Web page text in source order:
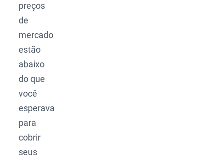
preços
de
mercado
estão
abaixo
do que
você
esperava
para
cobrir
seus